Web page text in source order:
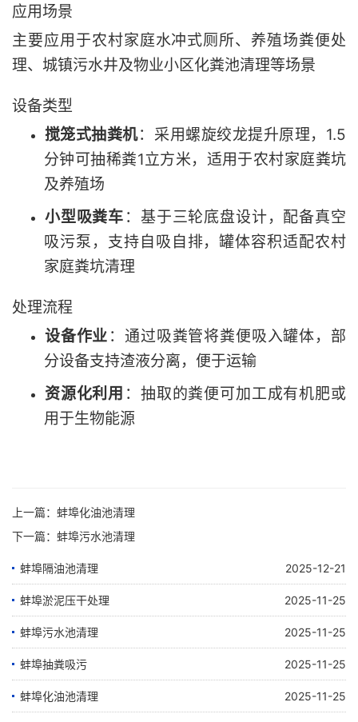
应用场景
主要应用于农村家庭水冲式厕所、养殖场粪便处
理、城镇污水井及物业小区化粪池清理等场景
设备类型
搅笼式抽粪机‌：采用螺旋绞龙提升原理，1.5
分钟可抽稀粪1立方米，适用于农村家庭粪坑
及养殖场
小型吸粪车 ‌：基于三轮底盘设计，配备真空
吸污泵，支持自吸自排，罐体容积适配农村
家庭粪坑清理
处理流程
设备作业 ‌：通过吸粪管将粪便吸入罐体，部
分设备支持渣液分离，便于运输
资源化利用 ‌：抽取的粪便可加工成有机肥或
用于生物能源
上一篇： 蚌埠化油池清理
下一篇： 蚌埠污水池清理
蚌埠隔油池清理 2025-12-21
蚌埠淤泥压干处理 2025-11-25
蚌埠污水池清理 2025-11-25
蚌埠抽粪吸污 2025-11-25
蚌埠化油池清理 2025-11-25